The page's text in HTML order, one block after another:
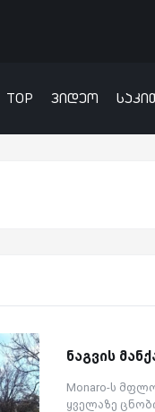
TOP ვიდეო
ნაგვის
Monaro-ს
ყველაზე